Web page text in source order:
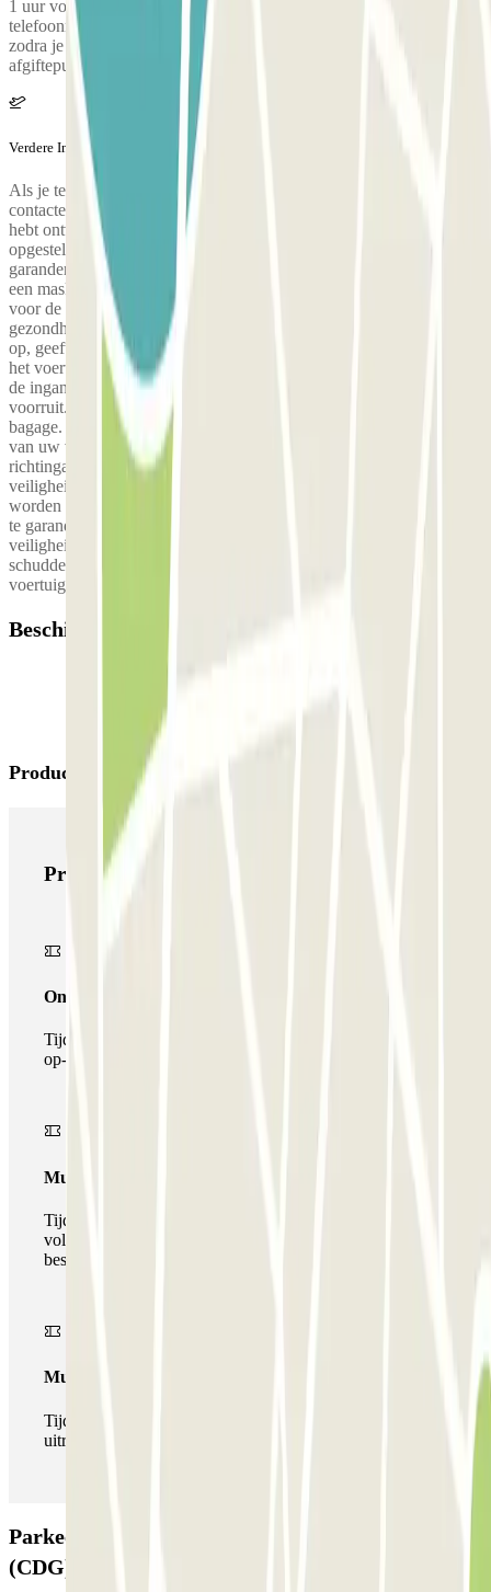
1 uur voor je terugkeer: je ontvangt een sms met het
telefoonnummer van je bediende om je aankomst te bevestigen
zodra je je bagage hebt opgehaald. Hij wacht met je voertuig op het
afgiftepunt in je aankomstterminal, klaar om weer op weg te gaan.
Verdere Informatie
Als je terugkomt in de namiddag en jouw vlucht is vertraagd,
contacteer de parkeergarage zo snel mogelijk via het nummer dat je
hebt ontvangen in een SMS Blue Valet heeft een sanitair protocol
opgesteld om haar gebruikers een volledig veilige service te
garanderen. Op de dag van uw aankomst zal een valet uitgerust met
een masker u opwachten om uw voertuig op te halen, met respect
voor de veiligheidsafstand zoals bepaald door de
gezondheidsautoriteiten. Bij aankomst in het depot haalt u uw ticket
op, geeft u uw toegewezen bediende aan en laat u de sleutels van
het voertuig op de bestuurdersplaats achter. Laat het ticket dat u aan
de ingang heeft opgehaald achter op een zichtbare plaats op de
voorruit. Op enkele uitzonderingen na zorgen wij niet voor uw
bagage. Op de dag van uw terugkeer zal de valet alle contactpunten
van uw voertuig reinigen en desinfecteren: het stuur, de
richtingaanwijzers, de versnellingspook, het dashboard, de
veiligheidsgordel en de sleutels, die op de bestuurdersstoel zullen
worden achtergelaten. Om uw veiligheid en die van onze chauffeurs
te garanderen, vragen wij u een masker te dragen en de
veiligheidsafstand te respecteren, zonder de valet de hand te
schudden. Bij terugkomst vindt u ontsmettingsdoekjes in het
voertuig om uw handen te desinfecteren.
Beschikbare producten
Producten van Parclick
Producten van Parclick
Onepass
Tijdens je verblijf kun je de parkeerplaats maar één keer
op- en afrijden.
Multiparking pass
Tijdens uw verblijf kunt u gebruik maken van het
volledige netwerk van parkeergarages van deze operator,
beschikbaar bij Parclick.
Multipass
Tijdens je verblijf kun je de parkeerplaats zo vaak in- en
uitrijden als je wilt.
Parkeergarage Blue Valet - Aéroport de Paris
(CDG) - Couvert: Beoordelingen